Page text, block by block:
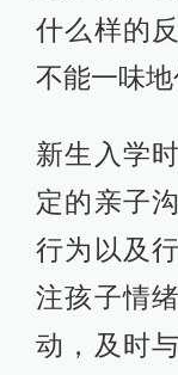
什么样的
不能一味地
新生入学
定的亲子
行为以及
注孩子情
动，及时